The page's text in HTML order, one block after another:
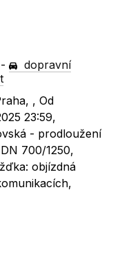
-
dopravní
, Od
23:59,
- prodloužení
700/1250,
objízdná